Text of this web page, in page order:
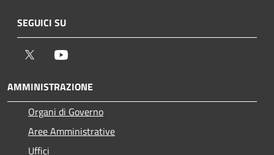
SEGUICI SU
Twitter
AMMINISTRAZIONE
Organi di Governo
Aree Amministrative
Uffici